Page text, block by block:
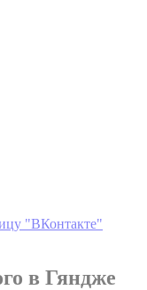
"ВКонтакте"
в Гяндже